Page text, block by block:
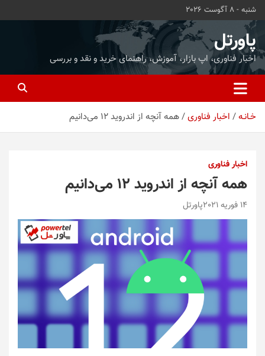
محتوا
بروید
شنبه - 8 آگوست 2026
پاورتل
اخبار فناوری، اپ بازار، آموزش، راهنمای خرید و نقد و بررسی
خـانـه اخبار فناوری همه آنچه از اندروید 12 می‌دانیم
اخبار فناوری
همه آنچه از اندروید 12 می‌دانیم
14 فوریه 2021 پاورتل